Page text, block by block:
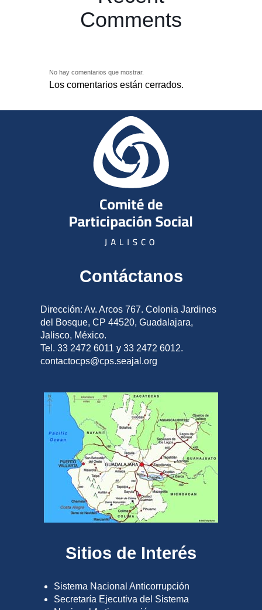
Comments
No hay comentarios que mostrar.
Los comentarios están cerrados.
Contáctanos
Dirección: Av. Arcos 767. Colonia Jardines
del Bosque, CP 44520, Guadalajara,
Jalisco, México.
Tel. 33 2472 6011 y 33 2472 6012.
contactocps@cps.seajal.org
Sitios de Interés
Sistema Nacional Anticorrupción
Secretaría Ejecutiva del Sistema